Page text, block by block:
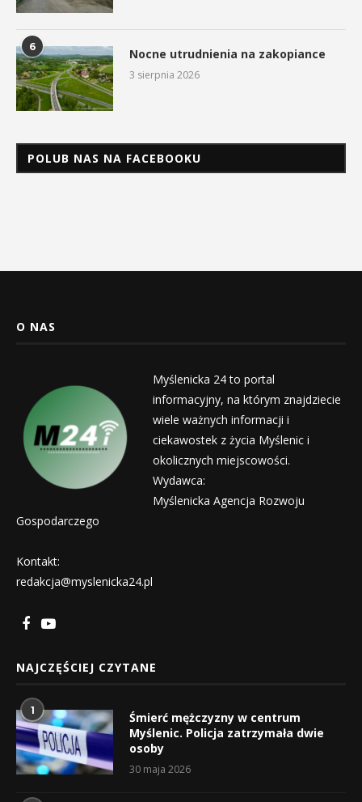
6 Nocne utrudnienia na zakopiance
3 sierpnia 2026
POLUB NAS NA FACEBOOKU
O NAS
Myślenicka 24 to portal
informacyjny, na którym znajdziecie
wiele ważnych informacji i
ciekawostek z życia Myślenic i
okolicznych miejscowości.
Wydawca:
Myślenicka Agencja Rozwoju
Gospodarczego
Kontakt:
redakcja@myslenicka24.pl
NAJCZĘŚCIEJ CZYTANE
1
Śmierć mężczyzny w centrum
Myślenic. Policja zatrzymała dwie
osoby
30 maja 2026